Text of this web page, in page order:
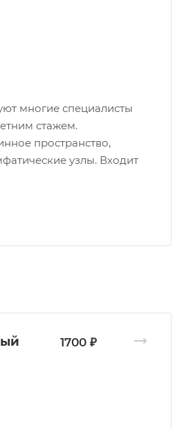
многие специалисты
стажем.
пространство,
узлы. Входит
1700 ₽